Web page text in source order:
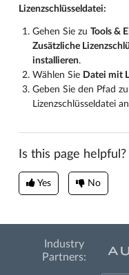
Lizenzschlüsseldatei:
Gehen Sie zu Tools &
Zusätzliche
installieren.
Wählen Sie Datei mit
Geben Sie den Pfad
Lizenzschlüsseldatei
Is this page helpful?
Yes No
Industry
Partners: